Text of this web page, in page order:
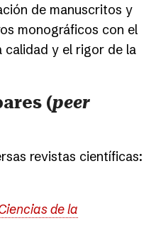
de manuscritos y
monográficos con el
calidad y el rigor de la
(peer
revistas científicas:
de la